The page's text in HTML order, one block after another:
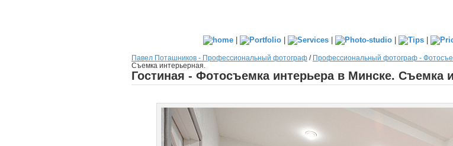
| | | | |
Павел Поташников - Профессиональный фотограф / Профессиональный фотограф -
Съемка интерьерная.
Гостиная - Фотосъемка интерьера в Минске. Съемка